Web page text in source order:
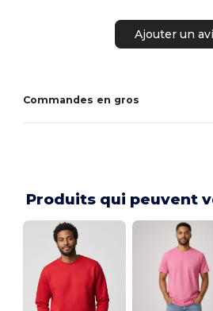
Ajouter un
Commandes en gros
Produits qui peuvent